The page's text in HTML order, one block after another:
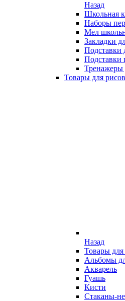
Назад
Школьная
Наборы
Мел
Закладки
Подставки
Подставки
Тренажеры
Товары для
Назад
Товары
Альбомы
Акварель
Гуашь
Кисти
Стаканы-